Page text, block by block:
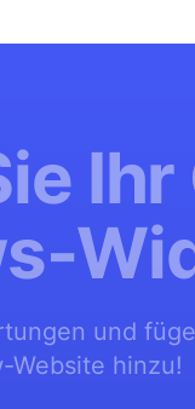
und
Website hinzu!